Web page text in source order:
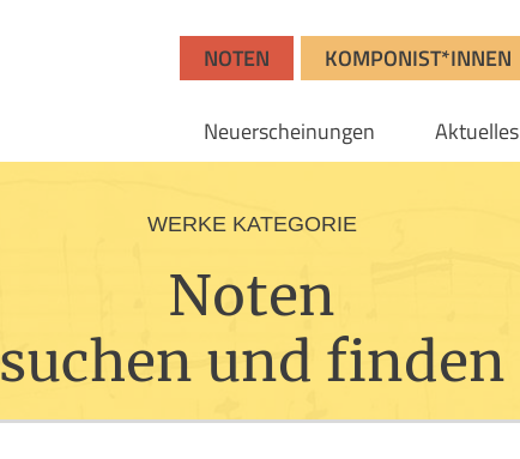
NOTEN KOMPONIST*INNEN
Neuerscheinungen Aktuelles
WERKE KATEGORIE
Noten
suchen und finden